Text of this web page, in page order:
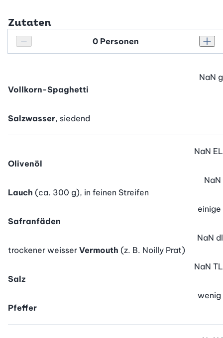
Zutaten
Personenanzahl verringern
Personenanzahl
Vollkorn-Spaghetti
NaN g
Salzwasser, siedend
Olivenöl
NaN EL
Lauch (ca. 300 g), in feinen Streifen
NaN
Safranfäden
einige
trockener weisser Vermouth (z. B. Noilly Prat)
NaN dl
Salz
NaN TL
Pfeffer
wenig